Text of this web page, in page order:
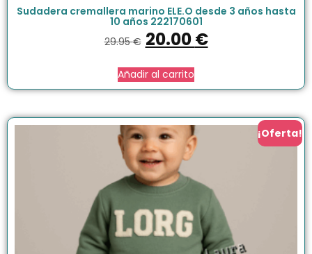
Sudadera cremallera marino ELE.O desde 3 años hasta
10 años 222170601
29.95€ 20.00€
Añadir al carrito
¡Oferta!